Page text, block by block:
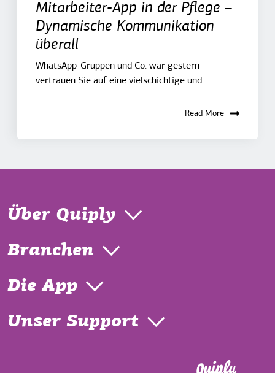
Mitarbeiter-App in der Pflege –
Dynamische Kommunikation
überall
WhatsApp-Gruppen und Co. war gestern –
vertrauen Sie auf eine vielschichtige und...
Read More
Über Quiply
Branchen
Die App
Unser Support